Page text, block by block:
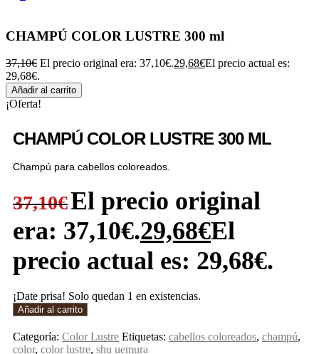
CHAMPÚ COLOR LUSTRE 300 ml
37,10€ El precio original era: 37,10€.29,68€El precio actual es:
29,68€.
Añadir al carrito
¡Oferta!
CHAMPÚ COLOR LUSTRE 300 ML
Champú para cabellos coloreados.
37,10€El precio original
era: 37,10€.29,68€El
precio actual es: 29,68€.
¡Date prisa! Solo quedan 1 en existencias.
Añadir al carrito
Categoría: Color Lustre Etiquetas: cabellos coloreados, champú,
color, color lustre, shu uemura